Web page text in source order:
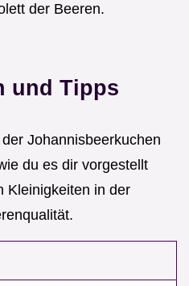
der Beeren.
und Tipps
Johannisbeerkuchen
du es dir vorgestellt
Kleinigkeiten in der